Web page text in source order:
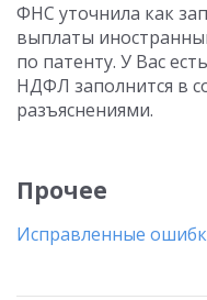
ФНС уточнила как
выплаты
по патенту. У Вас
НДФЛ заполнится в
разъяснениями.
Прочее
Исправленные